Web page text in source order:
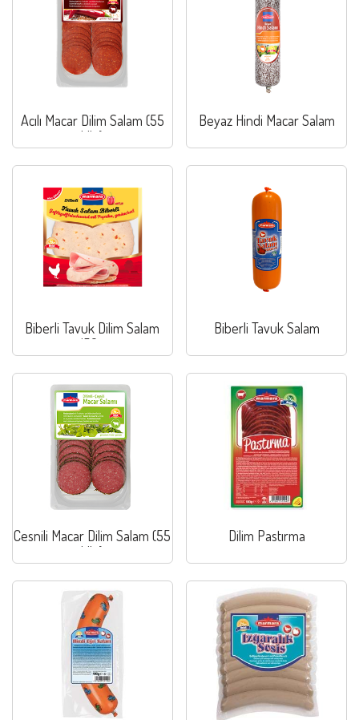
Acılı Macar Dilim Salam (55
klb.)
Beyaz Hindi Macar Salam
Biberli Tavuk Dilim Salam
150g
Biberli Tavuk Salam
Cesnili Macar Dilim Salam (55
klb.)
Dilim Pastırma